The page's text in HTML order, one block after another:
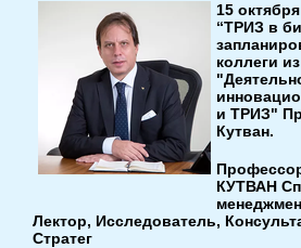
15
“ТРИЗ в
коллеги
и ТРИЗ"
Кутван.
КУТВАН
Лектор, Исследователь,
Стратег